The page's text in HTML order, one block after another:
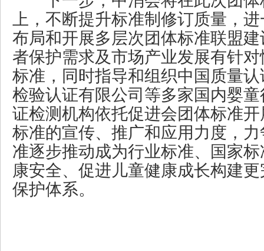
上，不断提升标准制修订质量，
布局和开展多层次团体标准联盟
者保护需求及市场产业发展有针
标准，同时指导和组织中国质量
检验认证有限公司等多家国内婴
证检测机构依托促进会团体标准
标准的宣传、推广和应用力度，
准逐步推动成为行业标准、国家
康安全、促进儿童健康成长构建
保护体系。